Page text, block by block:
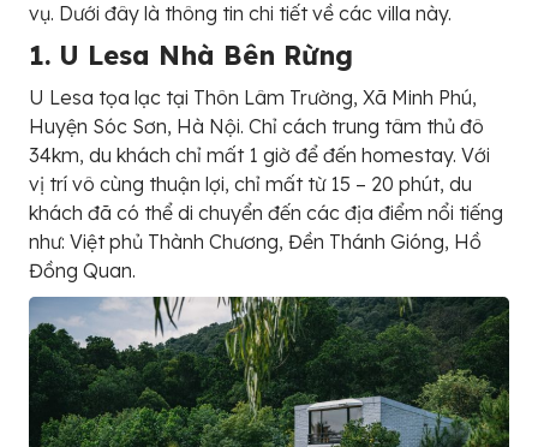
vụ. Dưới đây là thông tin chi tiết về các villa này.
1. U Lesa Nhà Bên Rừng
U Lesa tọa lạc tại Thôn Lâm Trường, Xã Minh Phú,
Huyện Sóc Sơn, Hà Nội. Chỉ cách trung tâm thủ đô
34km, du khách chỉ mất 1 giờ để đến homestay. Với
vị trí vô cùng thuận lợi, chỉ mất từ 15 – 20 phút, du
khách đã có thể di chuyển đến các địa điểm nổi tiếng
như: Việt phủ Thành Chương, Đền Thánh Gióng, Hồ
Đồng Quan.